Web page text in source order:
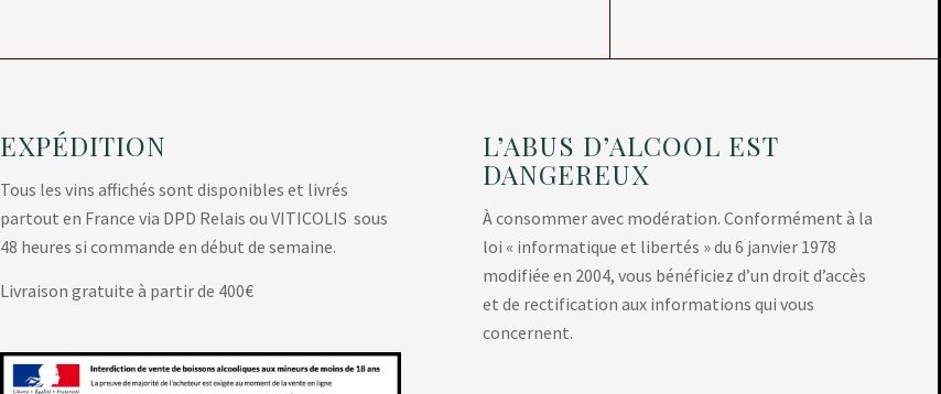
EXPÉDITION
Tous les vins affichés sont disponibles et livrés
partout en France via DPD Relais ou VITICOLIS sous
48 heures si commande en début de semaine.
Livraison gratuite à partir de 400€
L’ABUS D’ALCOOL EST
DANGEREUX
À consommer avec modération. Conformément à la
loi « informatique et libertés » du 6 janvier 1978
modifiée en 2004, vous bénéficiez d’un droit d’accès
et de rectification aux informations qui vous
concernent.